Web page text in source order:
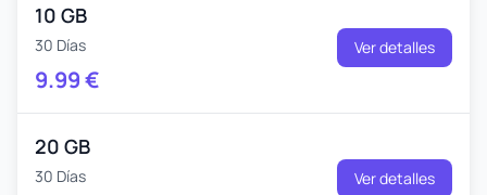
10 GB
30 Días
9.99€
Ver detalles
20 GB
30 Días Ver detalles